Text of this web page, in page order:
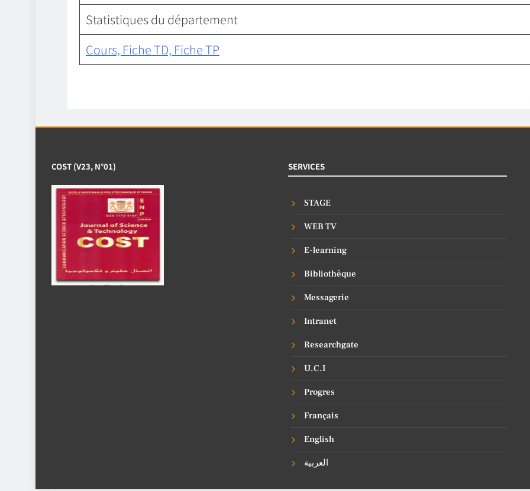
Statistiques du département
Cours, Fiche TD, Fiche TP
COST (V23, N°01) SERVICES
STAGE
WEB TV
E-learning
Bibliothèque
Messagerie
Intranet
Researchgate
U.C.I
Progres
Français
English
العربية